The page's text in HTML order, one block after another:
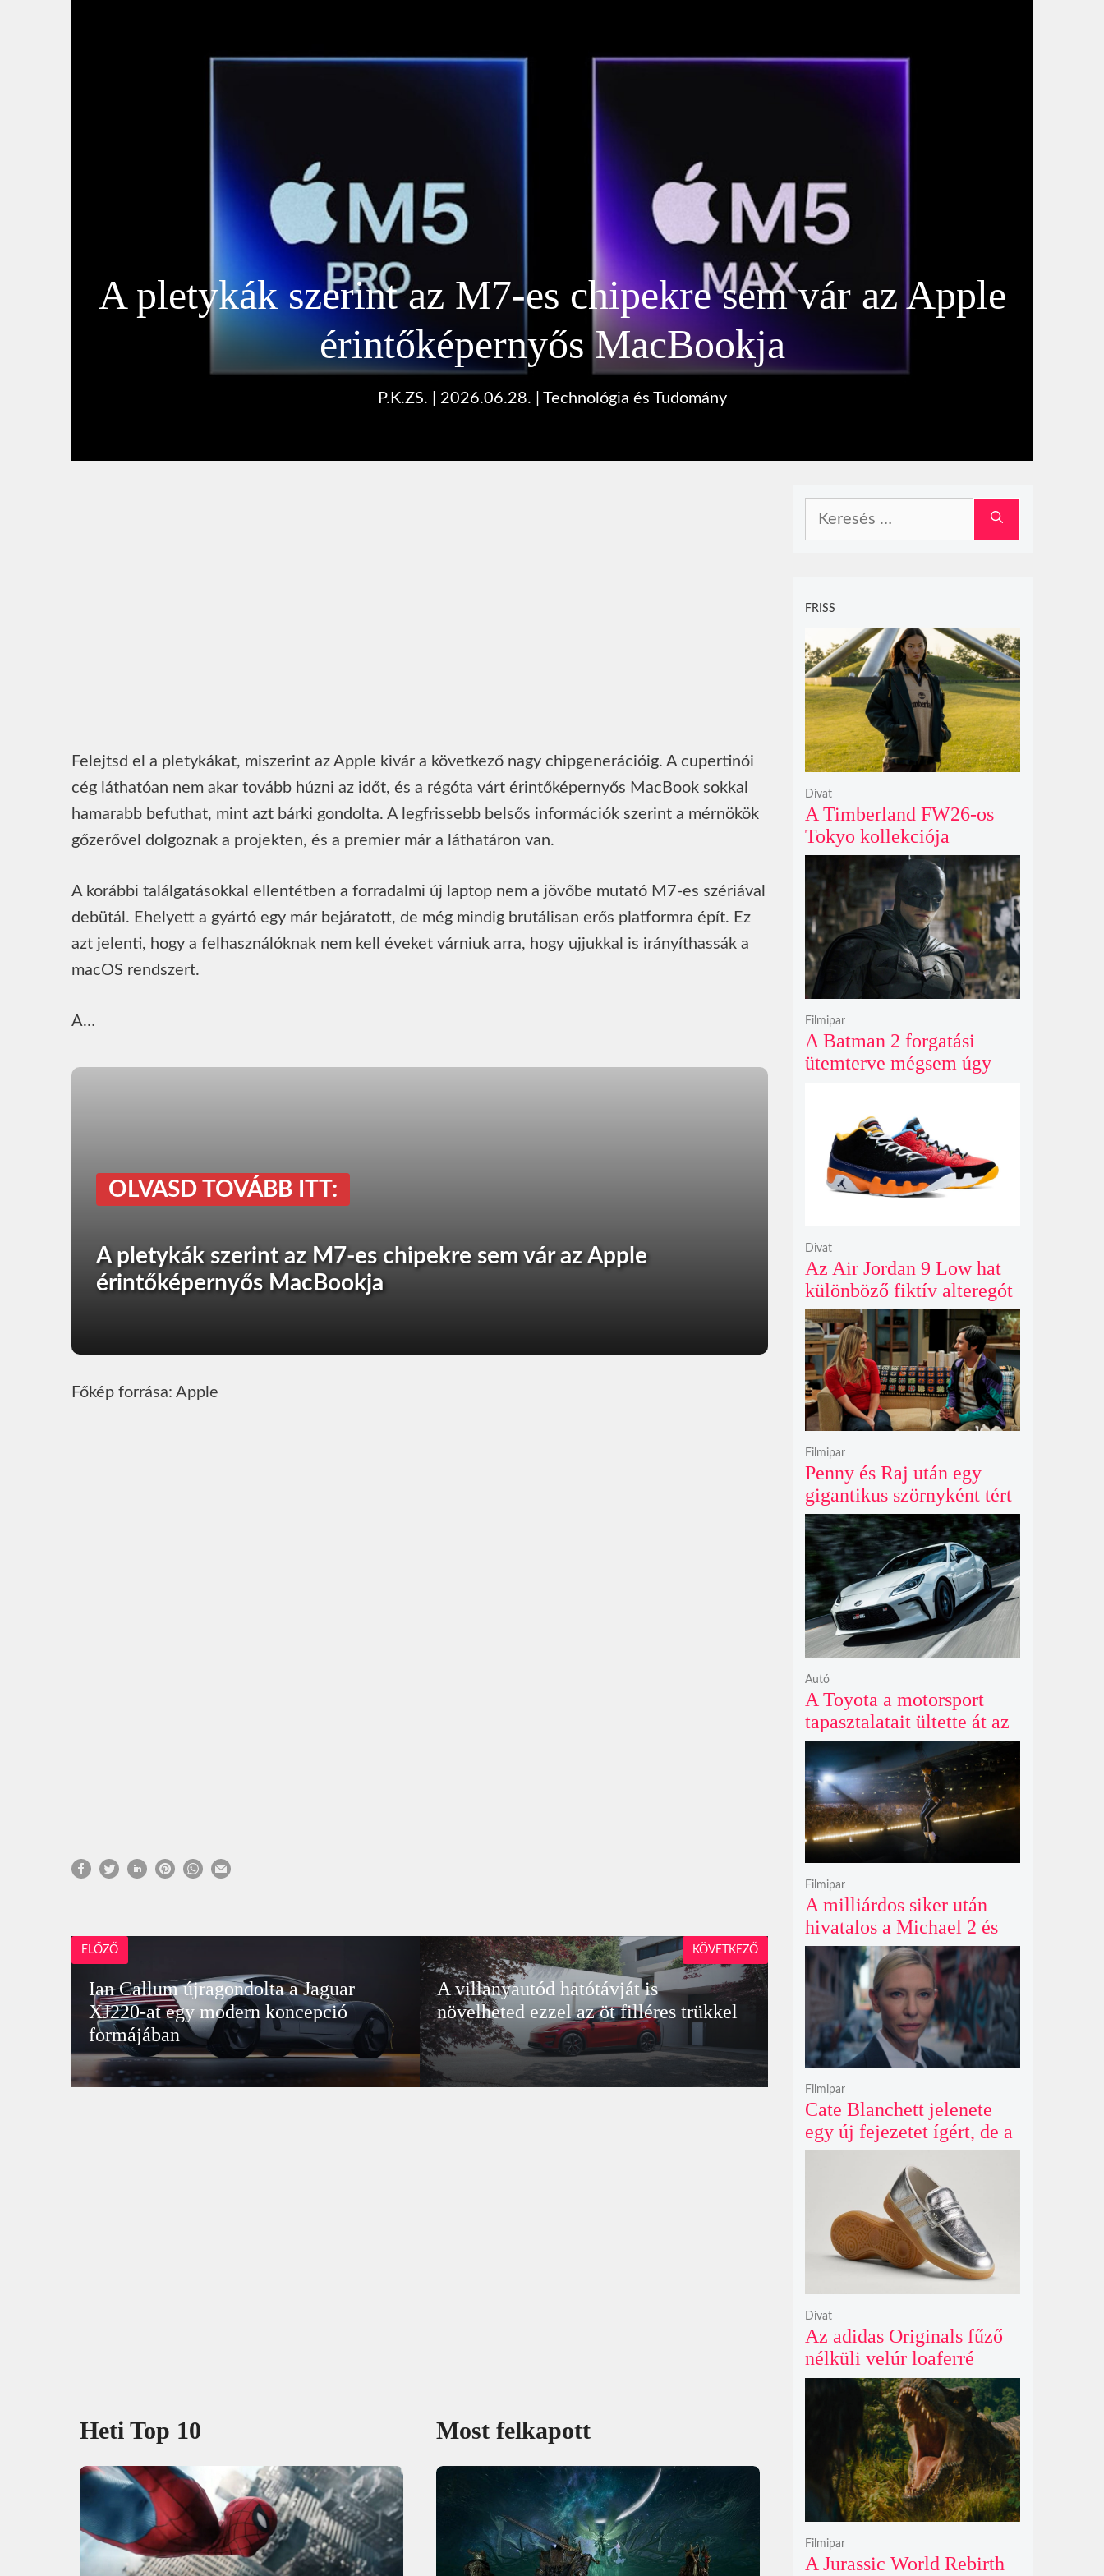
A pletykák szerint az M7-es chipekre sem vár az Apple
érintőképernyős MacBookja
P.K.ZS. 2026.06.28. Technológia és Tudomány
Felejtsd el a pletykákat, miszerint az Apple kivár a következő nagy chipgenerációig. A cupertinói
cég láthatóan nem akar tovább húzni az időt, és a régóta várt érintőképernyős MacBook sokkal
hamarabb befuthat, mint azt bárki gondolta. A legfrissebb belsős információk szerint a mérnökök
gőzerővel dolgoznak a projekten, és a premier már a láthatáron van.
A korábbi találgatásokkal ellentétben a forradalmi új laptop nem a jövőbe mutató M7-es szériával
debütál. Ehelyett a gyártó egy már bejáratott, de még mindig brutálisan erős platformra épít. Ez
azt jelenti, hogy a felhasználóknak nem kell éveket várniuk arra, hogy ujjukkal is irányíthassák a
macOS rendszert.
A…
OLVASD TOVÁBB ITT:
A pletykák szerint az M7-es chipekre sem vár az Apple
érintőképernyős MacBookja
Főkép forrása: Apple
ELŐZŐ
Ian Callum újragondolta a Jaguar
XJ220-at egy modern koncepció
formájában
A villanyautód hatótávját is
növelheted ezzel az öt filléres trükkel
KÖVETKEZŐ
Heti Top 10 Most felkapott
FRISS
A Timberland FW26-os
Tokyo kollekciója
flanellel, kordbársonnyal
és bőrrel gondolja újra az
időtlen örökséget
Divat
A Batman 2 forgatási
ütemterve mégsem úgy
Filmipar
Az Air Jordan 9 Low hat
különböző fiktív alteregót
gyúr egyetlen őrült
dizájnba
Divat
Penny és Raj után egy
gigantikus szörnyként tért
vissza valaki az
Agymenők legújabb spin-
offjában
Filmipar
A Toyota a motorsport
tapasztalatait ültette át az
új GR86 vezethetőségébe
és biztonságába
Autó
A milliárdos siker után
hivatalos a Michael 2 és
már a bemutató éve is
megvan
Filmipar
Cate Blanchett jelenete
egy új fejezetet ígért, de a
Netflix törölte David
Fincher Squid Game
Filmipar
Az adidas Originals fűző
nélküli velúr loaferré
alakította a legendás
Handball Spezial modellt
Divat
A Jurassic World Rebirth
Filmipar